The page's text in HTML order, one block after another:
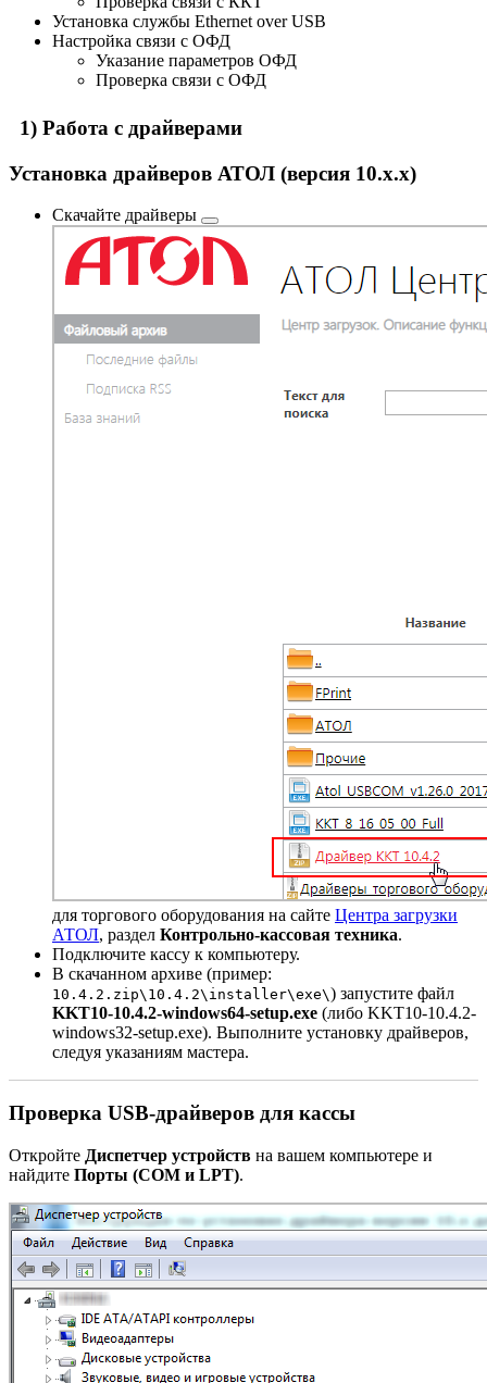
Установка службы Ethernet over USB
Настройка связи с ОФД
Указание параметров ОФД
Проверка связи с ОФД
1) Работа с драйверами
Установка драйверов АТОЛ (версия 10.x.x)
Скачайте драйверы
для торгового оборудования на сайте Центра загрузки
АТОЛ, раздел Контрольно-кассовая техника.
Подключите кассу к компьютеру.
В скачанном архиве (пример:
10.4.2.zip\10.4.2\installer\exe\) запустите файл
KKT10-10.4.2-windows64-setup.exe (либо KKT10-10.4.2-
windows32-setup.exe). Выполните установку драйверов,
следуя указаниям мастера.
Проверка USB-драйверов для кассы
Откройте Диспетчер устройств на вашем компьютере и
найдите Порты (COM и LPT).